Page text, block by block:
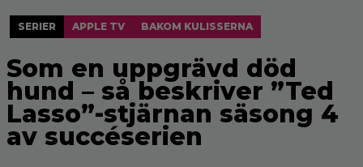
SERIER APPLE TV BAKOM KULISSERNA
Som en uppgrävd död
hund – så beskriver ”Ted
Lasso”-stjärnan säsong 4
av succéserien